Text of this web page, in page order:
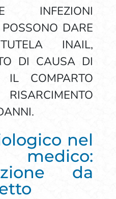
INFEZIONI
DARE
INAIL,
DI CAUSA DI
IL COMPARTO
nel
medico:
da